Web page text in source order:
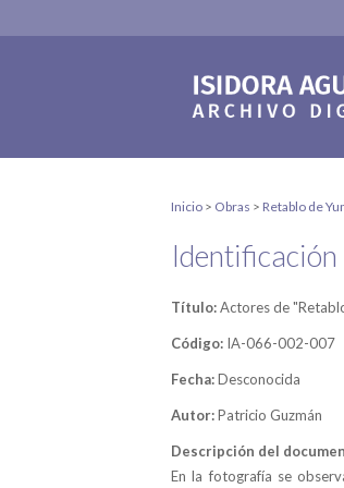
Inicio > Obras > Retablo de
Identificación
Título:Actores de
Código: IA-066-002-007
Fecha:Desconocida
Autor:Patricio Guzmán
Descripción del
En la fotografía se